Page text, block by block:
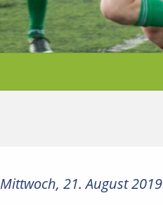
Mittwoch, 21. August 2019